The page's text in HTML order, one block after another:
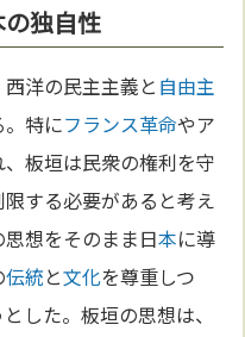
独自性
洋の民主主義と 自由主
特にフランス革命やア
、板垣は民衆の権利を守
する必要があると考え
想をそのまま日本に導
伝統と文化を尊重しつ
した。板垣の思想は、